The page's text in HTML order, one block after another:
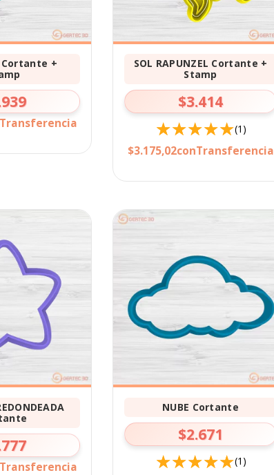
Cortante +
Transferencia
SOL RAPUNZEL Cortante +
Stamp
$3.414
(1)
$3.175,02conTransferencia
Transferencia
NUBE Cortante
$2.671
(1)